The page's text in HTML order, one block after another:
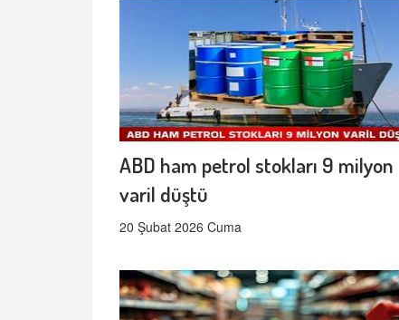
ABD ham petrol stokları 9 milyon
varil düştü
20 Şubat 2026 Cuma